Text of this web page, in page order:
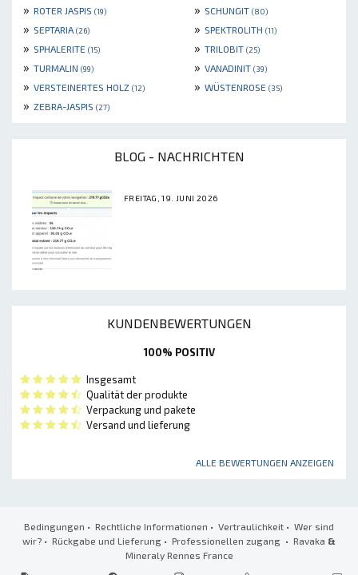
» ROTER JASPIS (19) » SCHUNGIT (80)
» SEPTARIA (26) » SPEKTROLITH (11)
» SPHALERITE (15) » TRILOBIT (25)
» TURMALIN (99) » VANADINIT (39)
» VERSTEINERTES HOLZ (12) » WÜSTENROSE (35)
» ZEBRA-JASPIS (27)
BLOG - NACHRICHTEN
FREITAG, 19. JUNI 2026
KUNDENBEWERTUNGEN
100% POSITIV
Insgesamt
Qualität der produkte
Verpackung und pakete
Versand und lieferung
ALLE BEWERTUNGEN ANZEIGEN
Bedingungen • Rechtliche Informationen • Vertraulichkeit • Wer sind
wir? • Rückgabe und Lieferung • Professionellen zugang • Ravaka &
Mineraly Rennes France